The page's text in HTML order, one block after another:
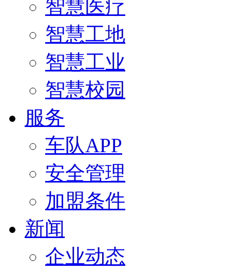
智慧医疗
智慧工地
智慧工业
智慧校园
服务
车队APP
安全管理
加盟条件
新闻
企业动态